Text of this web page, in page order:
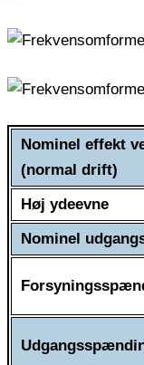
Nominel effekt
(normal drift)
Høj ydeevne
Nominel